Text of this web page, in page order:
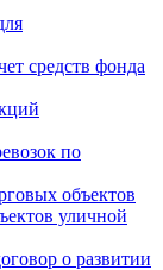
средств фонда
по
объектов
уличной
о развитии